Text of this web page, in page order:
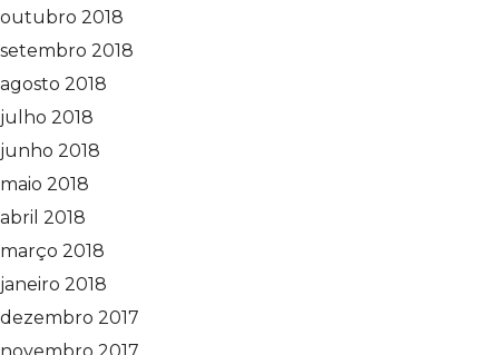
outubro 2018
setembro 2018
agosto 2018
julho 2018
junho 2018
maio 2018
abril 2018
março 2018
janeiro 2018
dezembro 2017